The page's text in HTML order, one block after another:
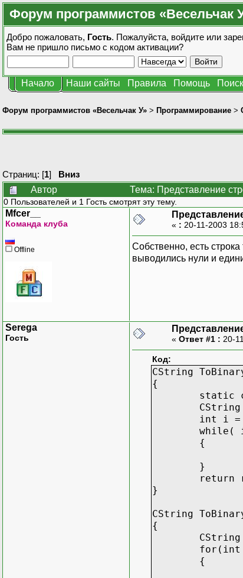
Форум программистов «Весельчак
Добро пожаловать, Гость. Пожалуйста, войдите или
Вам не пришло письмо с кодом активации?
Начало Наши сайты Правила Помощь Поиск
Форум программистов «Весельчак У» > Программирование >
Страниц: [1] Вниз
Автор
Тема: Представление
0 Пользователей и 1 Гость смотрят эту тему.
Mfcer__
Команда клуба
Offline
« : 20-11-2003
Собственно, есть
выводились нули и
Serega
Гость « Ответ #1 : 20-
Код:
CString
{
static
int i =
while(
{
}
return
}
CString
{
for(int
{